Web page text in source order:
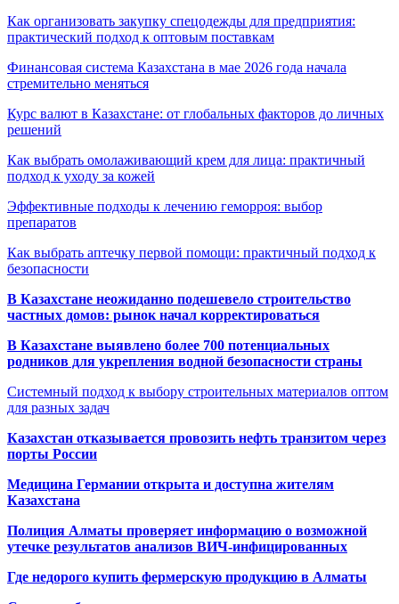
Как организовать закупку спецодежды для предприятия:
практический подход к оптовым поставкам
Финансовая система Казахстана в мае 2026 года начала
стремительно меняться
Курс валют в Казахстане: от глобальных факторов до личных
решений
Как выбрать омолаживающий крем для лица: практичный
подход к уходу за кожей
Эффективные подходы к лечению геморроя: выбор
препаратов
Как выбрать аптечку первой помощи: практичный подход к
безопасности
В Казахстане неожиданно подешевело строительство
частных домов: рынок начал корректироваться
В Казахстане выявлено более 700 потенциальных
родников для укрепления водной безопасности страны
Системный подход к выбору строительных материалов оптом
для разных задач
Казахстан отказывается провозить нефть транзитом через
порты России
Медицина Германии открыта и доступна жителям
Казахстана
Полиция Алматы проверяет информацию о возможной
утечке результатов анализов ВИЧ-инфицированных
Где недорого купить фермерскую продукцию в Алматы